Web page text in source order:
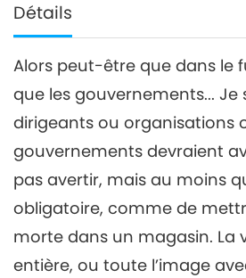
4
30:19
Entre Maître et disciples
5
L’éveil à
Entre Maître et disciples
6
L’éveil à
Détails
Alors peut-être que dans le
que les gouvernements... Je
dirigeants ou organisations
gouvernements devraient
pas avertir, mais au moins
obligatoire, comme de
morte dans un magasin. La
entière, ou toute l’image